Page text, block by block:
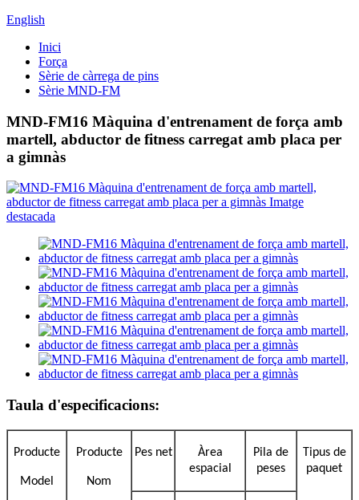
English
Inici
Força
Sèrie de càrrega de pins
Sèrie MND-FM
MND-FM16 Màquina d'entrenament de força amb
martell, abductor de fitness carregat amb placa per
a gimnàs
Taula d'especificacions:
Producte
Model
Producte
Nom
Pes net
Àrea
espacial
Pila de
peses
Tipus de
paquet